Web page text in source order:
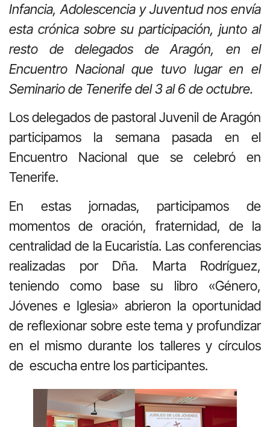
Infancia, Adolescencia y Juventud nos envía
esta crónica sobre su participación, junto al
resto de delegados de Aragón, en el
Encuentro Nacional que tuvo lugar en el
Seminario de Tenerife del 3 al 6 de octubre.
Los delegados de pastoral Juvenil de Aragón
participamos la semana pasada en el
Encuentro Nacional que se celebró en
Tenerife.
En estas jornadas, participamos de
momentos de oración, fraternidad, de la
centralidad de la Eucaristía. Las conferencias
realizadas por Dña. Marta Rodríguez,
teniendo como base su libro «Género,
Jóvenes e Iglesia» abrieron la oportunidad
de reflexionar sobre este tema y profundizar
en el mismo durante los talleres y círculos
de escucha entre los participantes.